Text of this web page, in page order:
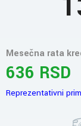
Mesečna rata
636 RSD
Reprezentativni